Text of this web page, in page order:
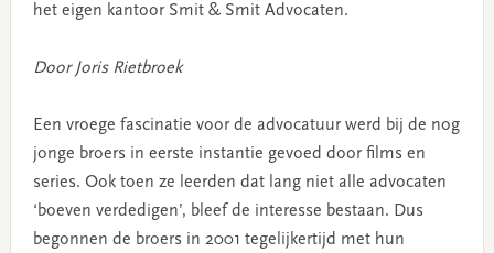
het eigen kantoor Smit & Smit Advocaten.
Door Joris Rietbroek
Een vroege fascinatie voor de advocatuur werd bij de nog
jonge broers in eerste instantie gevoed door films en
series. Ook toen ze leerden dat lang niet alle advocaten
‘boeven verdedigen’, bleef de interesse bestaan. Dus
begonnen de broers in 2001 tegelijkertijd met hun